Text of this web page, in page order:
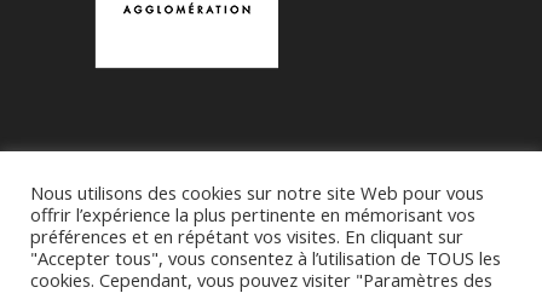
Accueil Municipalité
Le Village de Bueil
Associations
Nous utilisons des cookies sur notre site Web pour vous
offrir l’expérience la plus pertinente en mémorisant vos
préférences et en répétant vos visites. En cliquant sur
"Accepter tous", vous consentez à l’utilisation de TOUS les
cookies. Cependant, vous pouvez visiter "Paramètres des